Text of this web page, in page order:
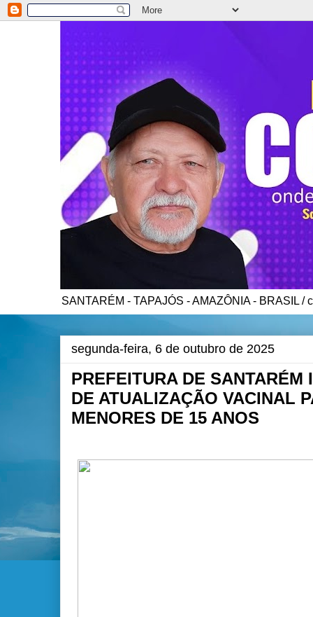
SANTARÉM - TAPAJÓS - AMAZÔNIA - BRASIL /
segunda-feira, 6 de outubro de 2025
PREFEITURA DE SANTARÉM
DE ATUALIZAÇÃO VACINAL
MENORES DE 15 ANOS